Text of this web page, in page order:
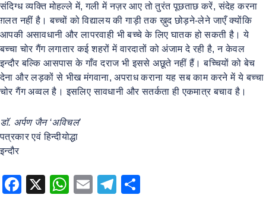
संदिग्ध व्यक्ति मोहल्ले में, गली में नज़र आए तो तुरंत पूछताछ करें, संदेह करना
ग़लत नहीं है। बच्चों को विद्यालय की गाड़ी तक ख़ुद छोड़ने-लेने जाएँ क्योंकि
आपकी असावधानी और लापरवाही भी बच्चे के लिए घातक हो सकती है। ये
बच्चा चोर गैंग लगातार कई शहरों में वारदातों को अंजाम दे रही है, न केवल
इन्दौर बल्कि आसपास के गाँव दराज भी इससे अछूते नहीं हैं। बच्चियों को बेच
देना और लड़कों से भीख मंगवाना, अपराध कराना यह सब काम करने में ये बच्चा
चोर गैंग अव्वल है। इसलिए सावधानी और सतर्कता ही एकमात्र बचाव है।
डॉ. अर्पण जैन ‘अविचल’
पत्रकार एवं हिन्दीयोद्धा
इन्दौर
F
X
W
E
T